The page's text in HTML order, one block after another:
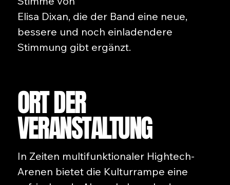
Elisa Dixan, die der Band eine neue,
bessere und noch einladendere
Stimmung gibt ergänzt.
ORT DER
VERANSTALTUNG
In Zeiten multifunktionaler Hightech-
Arenen bietet die Kulturrampe eine